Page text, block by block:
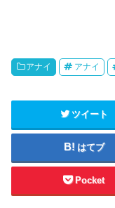
アナイ アナイ
ツイート
はてブ
Pocket